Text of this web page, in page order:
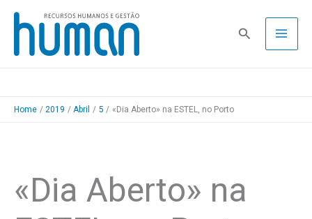
Skip
content
Pesquisa
Home 2019 Abril 5 «Dia Aberto» na ESTEL, no Porto
«Dia Aberto» na